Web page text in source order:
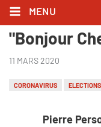
MENU
Pierre
"Bonjour
11 MARS 2020
CORONAVIRUS
Pierre